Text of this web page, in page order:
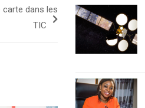
carte dans les
TIC